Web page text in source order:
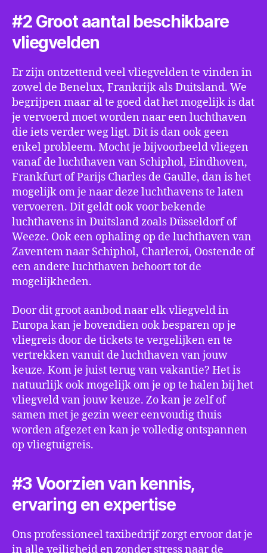
#2 Groot aantal beschikbare
vliegvelden
Er zijn ontzettend veel vliegvelden te vinden in
zowel de Benelux, Frankrijk als Duitsland. We
begrijpen maar al te goed dat het mogelijk is dat
je vervoerd moet worden naar een luchthaven
die iets verder weg ligt. Dit is dan ook geen
enkel probleem. Mocht je bijvoorbeeld vliegen
vanaf de luchthaven van Schiphol, Eindhoven,
Frankfurt of Parijs Charles de Gaulle, dan is het
mogelijk om je naar deze luchthavens te laten
vervoeren. Dit geldt ook voor bekende
luchthavens in Duitsland zoals Düsseldorf of
Weeze. Ook een ophaling op de luchthaven van
Zaventem naar Schiphol, Charleroi, Oostende of
een andere luchthaven behoort tot de
mogelijkheden.
Door dit groot aanbod naar elk vliegveld in
Europa kan je bovendien ook besparen op je
vliegreis door de tickets te vergelijken en te
vertrekken vanuit de luchthaven van jouw
keuze. Kom je juist terug van vakantie? Het is
natuurlijk ook mogelijk om je op te halen bij het
vliegveld van jouw keuze. Zo kan je zelf of
samen met je gezin weer eenvoudig thuis
worden afgezet en kan je volledig ontspannen
op vliegtuigreis.
#3 Voorzien van kennis,
ervaring en expertise
Ons professioneel taxibedrijf zorgt ervoor dat je
in alle veiligheid en zonder stress naar de